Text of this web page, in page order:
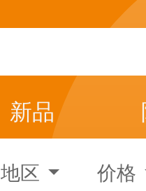
新品
地区 价格